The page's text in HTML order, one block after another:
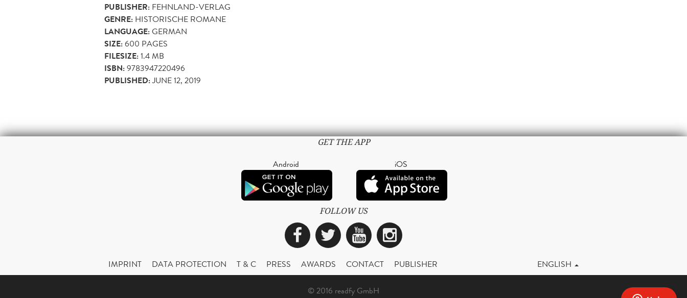
PUBLISHER: FEHNLAND-VERLAG
GENRE: HISTORISCHE ROMANE
LANGUAGE:GERMAN
SIZE:600 PAGES
FILESIZE:1.4 MB
ISBN:9783947220496
PUBLISHED:JUNE 12, 2019
GET THE APP
Android iOS
FOLLOW US
Facebook
TwitterYouTubeInstagram
IMPRINT DATA PROTECTION T & C PRESS AWARDS CONTACT PUBLISHER ENGLISH
© 2016 readfy GmbH